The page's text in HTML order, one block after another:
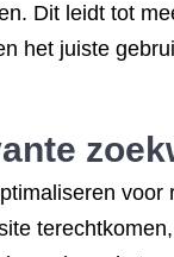
Dit leidt tot
het juiste